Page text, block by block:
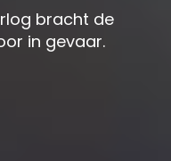
bracht de
in gevaar.